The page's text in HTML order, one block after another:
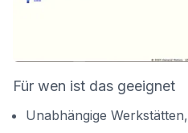
Für wen ist das geeignet
Unabhängige